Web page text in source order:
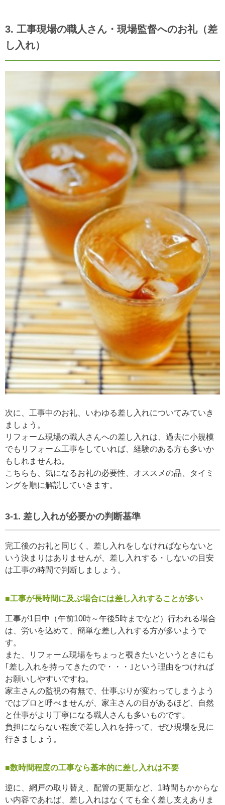
3. 工事現場の職人さん・現場監督へのお礼（差
し入れ）
次に、工事中のお礼、いわゆる差し入れについてみていき
ましょう。
リフォーム現場の職人さんへの差し入れは、過去に小規模
でもリフォーム工事をしていれば、経験のある方も多いか
もしれませんね。
こちらも、気になるお礼の必要性、オススメの品、タイミ
ングを順に解説していきます。
3-1. 差し入れが必要かの判断基準
完工後のお礼と同じく、差し入れをしなければならないと
いう決まりはありませんが、差し入れする・しないの目安
は工事の時間で判断しましょう。
■工事が長時間に及ぶ場合には差し入れすることが多い
工事が1日中（午前10時～午後5時までなど）行われる場合
は、労いを込めて、簡単な差し入れする方が多いようで
す。
また、リフォーム現場をちょっと覗きたいというときにも
｢差し入れを持ってきたので・・・｣という理由をつければ
お願いしやすいですね。
家主さんの監視の有無で、仕事ぶりが変わってしまうよう
ではプロと呼べませんが、家主さんの目があるほど、自然
と仕事がより丁寧になる職人さんも多いものです。
負担にならない程度で差し入れを持って、ぜひ現場を見に
行きましょう。
■数時間程度の工事なら基本的に差し入れは不要
逆に、網戸の取り替え、配管の更新など、1時間もかからな
い内容であれば、差し入れはなくても全く差し支えありま